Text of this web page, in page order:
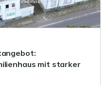
mit starker